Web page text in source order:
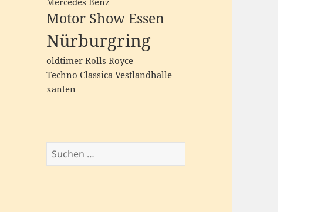
Motor Show Essen
Nürburgring
oldtimerRolls Royce
Techno ClassicaVestlandhalle
xanten
Suchen
nach: